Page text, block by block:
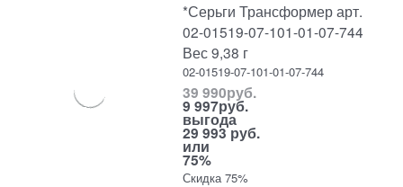
*Серьги Трансформер арт.
02-01519-07-101-01-07-744
Вес 9,38 г
02-01519-07-101-01-07-744
39 990руб.
9 997руб.
выгода
29 993 руб.
или
75%
Скидка 75%